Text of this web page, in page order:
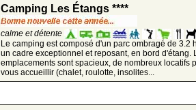
Camping Les Étangs ****
calme et détente
Le camping est composé d'un parc ombragé de 3.2
un cadre exceptionnel et reposant, en bord d'étang.
emplacements sont spacieux, de nombreux locatifs
vous accueillir (chalet, roulotte, insolites...